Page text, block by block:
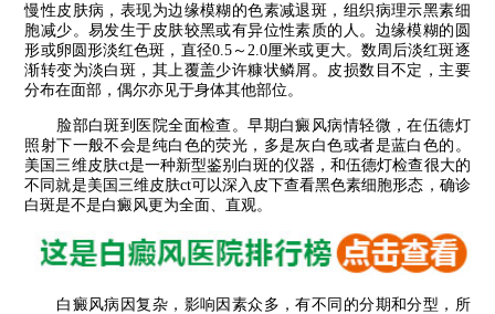
慢性皮肤病，表现为边缘模糊的色素减退斑，组织病理示黑素细
胞减少。易发生于皮肤较黑或有异位性素质的人。边缘模糊的圆
形或卵圆形淡红色斑，直径0.5～2.0厘米或更大。数周后淡红斑逐
渐转变为淡白斑，其上覆盖少许糠状鳞屑。皮损数目不定，主要
分布在面部，偶尔亦见于身体其他部位。
脸部白斑到医院全面检查。早期白癜风病情轻微，在伍德灯
照射下一般不会是纯白色的荧光，多是灰白色或者是蓝白色的。
美国三维皮肤ct是一种新型鉴别白斑的仪器，和伍德灯检查很大的
不同就是美国三维皮肤ct可以深入皮下查看黑色素细胞形态，确诊
白斑是不是白癜风更为全面、直观。
白癜风病因复杂，影响因素众多，有不同的分期和分型，所